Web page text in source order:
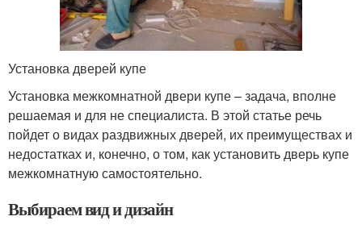
Установка дверей купе
Установка межкомнатной двери купе – задача, вполне
решаемая и для не специалиста. В этой статье речь
пойдет о видах раздвижных дверей, их преимуществах и
недостатках и, конечно, о том, как установить дверь купе
межкомнатную самостоятельно.
Выбираем вид и дизайн